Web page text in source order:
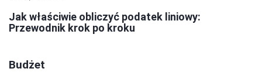
Jak właściwie obliczyć podatek liniowy:
Przewodnik krok po kroku
Budżet